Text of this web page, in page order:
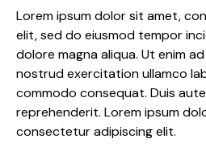
Lorem ipsum dolor sit amet,
elit, sed do eiusmod tempor
dolore magna aliqua. Ut enim
nostrud exercitation ullamco
commodo consequat. Duis
reprehenderit. Lorem ipsum
consectetur adipiscing elit.